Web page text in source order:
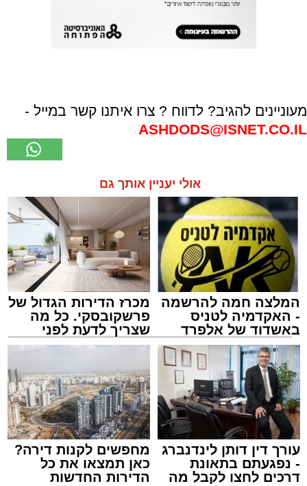
מעוניינים להגיב? לדווח ? צרו איתנו קשר במייל -
ASHDODS@ISNET.CO.IL
אולי יעניין אותך גם
המלצה חמה להרשמה
- האקדמיה לטניס
באשדוד של אלפרד
קריאולנסקי - לילדים
מכרז הדירות הגדול של
פרשקובסקי. כל מה
שצריך לדעת לפני
שמגישים הצעה לדירה
עורך דין דותן לינדנברג
- נפגעתם בתאונת
דרכים לחצו לקבל מה
מחפשים לקנות דירה?
כאן תמצאו את כל
הדירות החדשות